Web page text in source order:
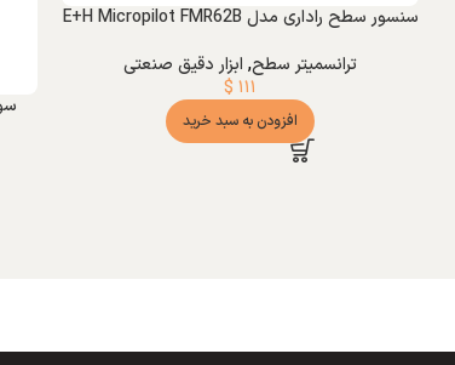
سنسور سطح راداری مدل E+H Micropilot FMR62B
ترانسمیتر سطح, ابزار دقیق صنعتی
$ ۱۱۱
افزودن به سبد خرید